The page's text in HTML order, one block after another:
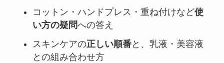
コットン・ハンドプレス・重ね付けなど使
い方の疑問への答え
スキンケアの正しい順番と、乳液・美容液
との組み合わせ方